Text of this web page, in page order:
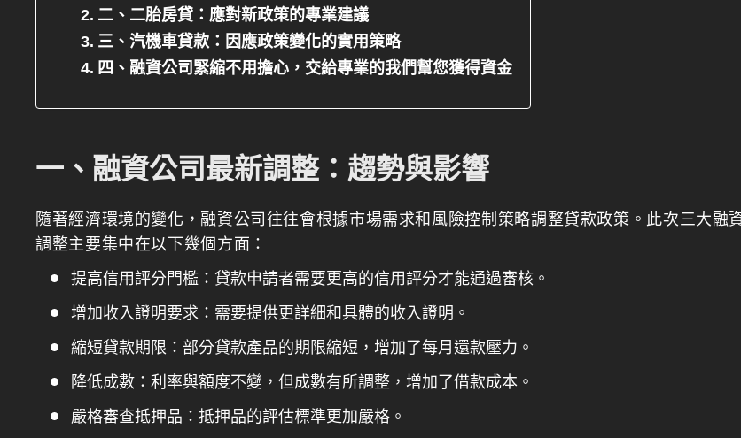
二、二胎房貸：應對新政策的專業建議
三、汽機車貸款：因應政策變化的實用策略
四、融資公司緊縮不用擔心，交給專業的我們幫您獲得資金
一、融資公司最新調整：趨勢與影響
隨著經濟環境的變化，融資公司往往會根據市場需求和風險控制策略調整貸款政策。此次三大融
調整主要集中在以下幾個方面：
提高信用評分門檻：貸款申請者需要更高的信用評分才能通過審核。
增加收入證明要求：需要提供更詳細和具體的收入證明。
縮短貸款期限：部分貸款產品的期限縮短，增加了每月還款壓力。
降低成數：利率與額度不變，但成數有所調整，增加了借款成本。
嚴格審查抵押品：抵押品的評估標準更加嚴格。